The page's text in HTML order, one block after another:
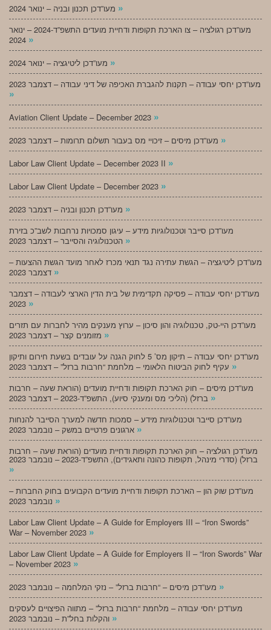
»
מעו”דכן רגולציה – צו הארכת תקופות ודחיית מועדים התשפ”ד-2024 – ינואר
»
»
מעו”דכן יחסי עבודה – תקנות להגברת האכיפה של דיני עבודה – דצמבר 2023
»
Aviation Client Update – December 2023 »
»
Labor Law Client Update – December 2023 II »
Labor Law Client Update – December 2023 »
»
מעו”דכן סייבר וטכנולוגיות מידע – עיגון סמכויות נרחבות לשב”כ בזירת
»
מעו”דכן ליטיגציה – הגשת עתירה נגד תנאי מכרז לאחר מועד הגשת ההצעות –
»
מעו”דכן יחסי עבודה – פסיקה תקדימית של בית הדין הארצי לעבודה – דצמבר
»
מעו”דכן היי-טק, טכנולוגיה והון סיכון – ערוץ מענקים מהיר לחברות עם תזרים
»
מעו”דכן יחסי עבודה – תיקון מס’ 5 לחוק הגנה על עובדים בשעת חירום ותיקון
»
מעו”דכן מיסים – חוק הארכת תקופות ודחיית מועדים (הוראת שעה – חרבות
»
מעו”דכן סייבר וטכנולוגיות מידע – סמכות חדשה למערך הסייבר להנחות
»
מעו”דכן רגולציה – חוק הארכת תקופות ודחיית מועדים (הוראת שעה – חרבות
ברזל) (סדרי מינהל, תקופות כהונה ותאגידים), התשפ”ד-2023 – נובמבר 2023
»
מעו”דכן שוק הון – הארכת תקופות ודחיית מועדים הקבועים בחוק החברות –
»
Labor Law Client Update – A Guide for Employers III – “Iron Swords”
War – November 2023 »
Labor Law Client Update – A Guide for Employers II – “Iron Swords” War
– November 2023 »
»
מעו”דכן יחסי עבודה – מלחמת “חרבות ברזל” – מתווה הפיצויים לעסקים
»